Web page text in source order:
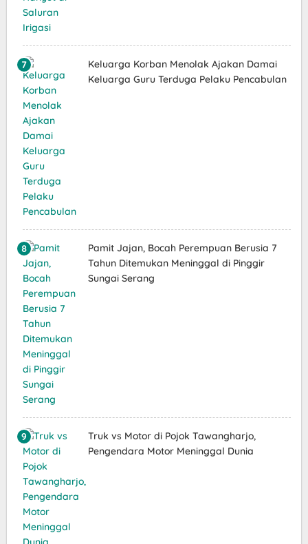
Keluarga Korban Menolak Ajakan Damai
Keluarga Guru Terduga Pelaku Pencabulan
Pamit Jajan, Bocah Perempuan Berusia 7
Tahun Ditemukan Meninggal di Pinggir
Sungai Serang
Truk vs Motor di Pojok Tawangharjo,
Pengendara Motor Meninggal Dunia